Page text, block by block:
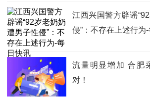
江西兴国警方辟谣
侵”：不存在上述行为
流量明显增加 合肥
对！